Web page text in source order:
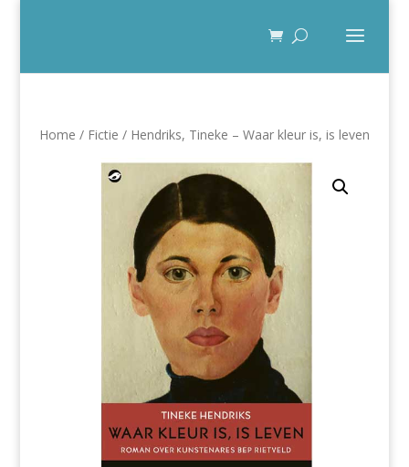
Home / Fictie / Hendriks, Tineke – Waar kleur is, is leven